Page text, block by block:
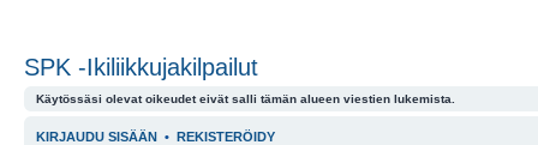
SPK -Ikiliikkujakilpailut
Käytössäsi olevat oikeudet eivät salli tämän alueen viestien lukemista.
KIRJAUDU SISÄÄN • REKISTERÖIDY